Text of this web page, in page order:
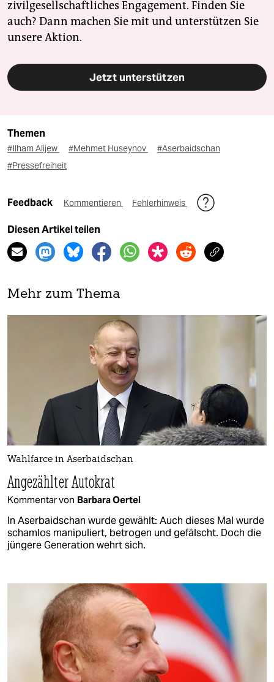
zivilgesellschaftliches Engagement. Finden Sie
auch? Dann machen Sie mit und unterstützen Sie
unsere Aktion.
Jetzt unterstützen
Themen
#Ilham Alijew #Mehmet Huseynov
#Aserbaidschan
#Pressefreiheit
Feedback Kommentieren Fehlerhinweis
Diesen Artikel teilen
Mehr zum Thema
Wahlfarce in Aserbaidschan
Angezählter Autokrat
Kommentar von Barbara Oertel
In Aserbaidschan wurde gewählt: Auch dieses Mal wurde
schamlos manipuliert, betrogen und gefälscht. Doch die
jüngere Generation wehrt sich.